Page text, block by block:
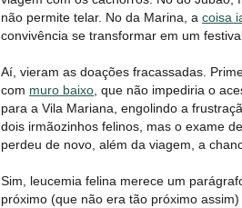
não permite telar. No da Marina, a coisa
convivência se transformar em um
Aí, vieram as doações fracassadas.
com muro baixo , que não impediria o
para a Vila Mariana, engolindo a
dois irmãozinhos felinos, mas o exame
perdeu de novo, além da viagem, a
Sim, leucemia felina merece um
próximo (que não era tão próximo